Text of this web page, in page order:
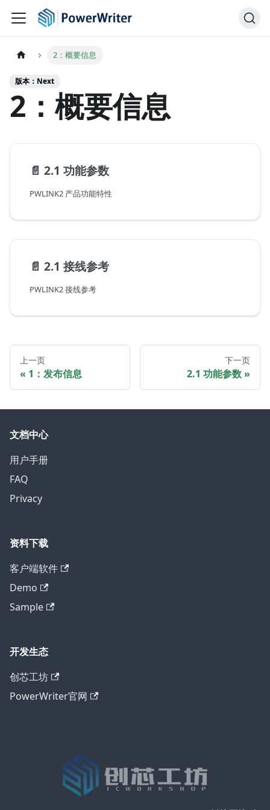
2：概要信息
版本：Next
2：概要信息
📄️ 2.1 功能参数
PWLINK2 产品功能特性
📄️ 2.1 接线参考
PWLINK2 接线参考
上一页
1：发布信息
下一页
2.1 功能参数
文档中心
用户手册
FAQ
Privacy
资料下载
客户端软件
Demo
Sample
开发生态
创芯工坊
PowerWriter官网